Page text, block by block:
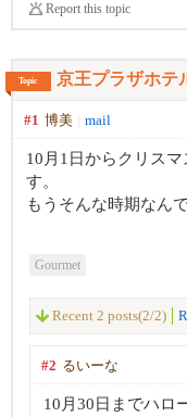
Report this topic
Topic 京王プラザホテ
#1 博美 mail
10月1日からクリス
す。
もうそんな時期なん
Gourmet
Recent 2 posts(2/2)
#2 るいーな
10月30日までハロ